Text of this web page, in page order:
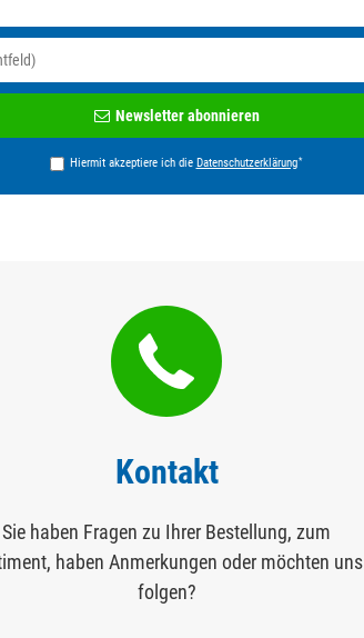
Honig
Newsletter abonnieren
Hiermit akzeptiere ich die Daten­schutz­erklärung*
Kontakt
Sie haben Fragen zu Ihrer Bestellung, zum
haben Anmerkungen oder möchten uns
folgen?